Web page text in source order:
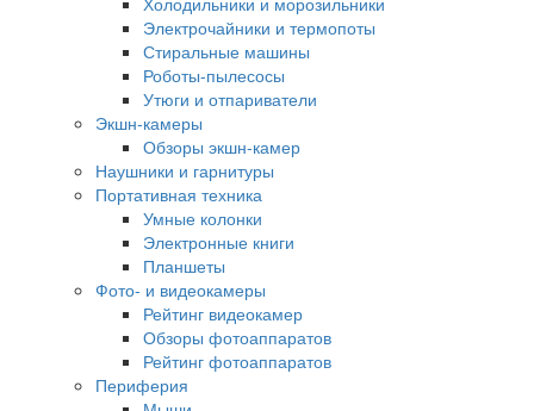
Электрочайники и термопоты
Стиральные машины
Роботы-пылесосы
Утюги и отпариватели
Экшн-камеры
Обзоры экшн-камер
Наушники и гарнитуры
Портативная техника
Умные колонки
Электронные книги
Планшеты
Фото- и видеокамеры
Рейтинг видеокамер
Обзоры фотоаппаратов
Рейтинг фотоаппаратов
Периферия